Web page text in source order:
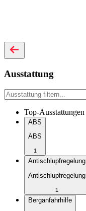
Ausstattung
Top-Ausstattungen
ABS
ABS
1
Antischlupfregelung
Antischlupfregelung
1
Berganfahrhilfe